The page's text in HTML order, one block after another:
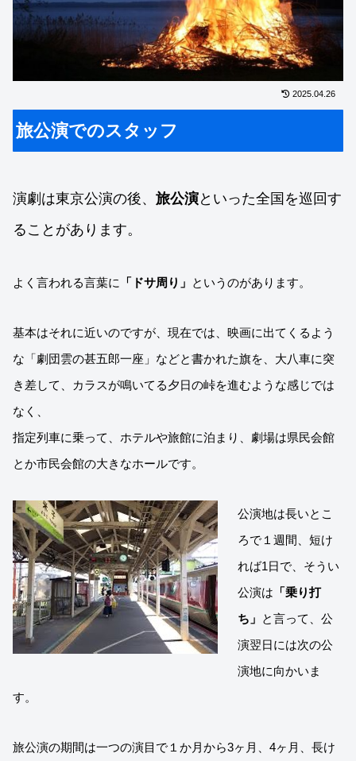
2025.04.26
旅公演でのスタッフ
演劇は東京公演の後、 旅公演といった全国を巡回す
ることがあります。
よく言われる言葉に 「ドサ周り」 というのがあります。
基本はそれに近いのですが、現在では、映画に出てくるよう
な「劇団雲の甚五郎一座」などと書かれた旗を、大八車に突
き差して、カラスが鳴いてる夕日の峠を進むような感じでは
なく、
指定列車に乗って、ホテルや旅館に泊まり、劇場は県民会館
とか市民会館の大きなホールです。
公演地は長いとこ
ろで１週間、短け
れば1日で、そうい
公演は 「乗り打
ち」 と言って、公
演翌日には次の公
演地に向かいま
す。
旅公演の期間は一つの演目で１か月から3ヶ月、4ヶ月、長け